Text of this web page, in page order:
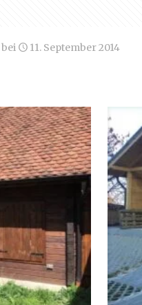
bei 11. September 2014